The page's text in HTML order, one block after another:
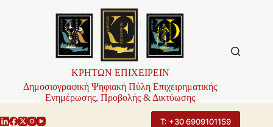
ΚΡΗΤΩΝ ΕΠΙΧΕΙΡΕΙΝ
Δημοσιογραφική Ψηφιακή Πύλη Επιχειρηματικής
Ενημέρωσης, Προβολής & Δικτύωσης
Τ: +30 6909101159